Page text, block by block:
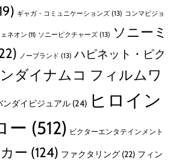
ギャガ・コミュニケーションズ (13) コンマビジョ
ネオン (11) ソニーピクチャーズ (13) ソニーミ
ノーブランド (13) ハピネット・ピク
ダイナムコ フィルムワ
ンダイビジュアル (24) ヒロイン
ー (512) ビクターエンタテインメント
ー (124) ファクタリング (22) フィン